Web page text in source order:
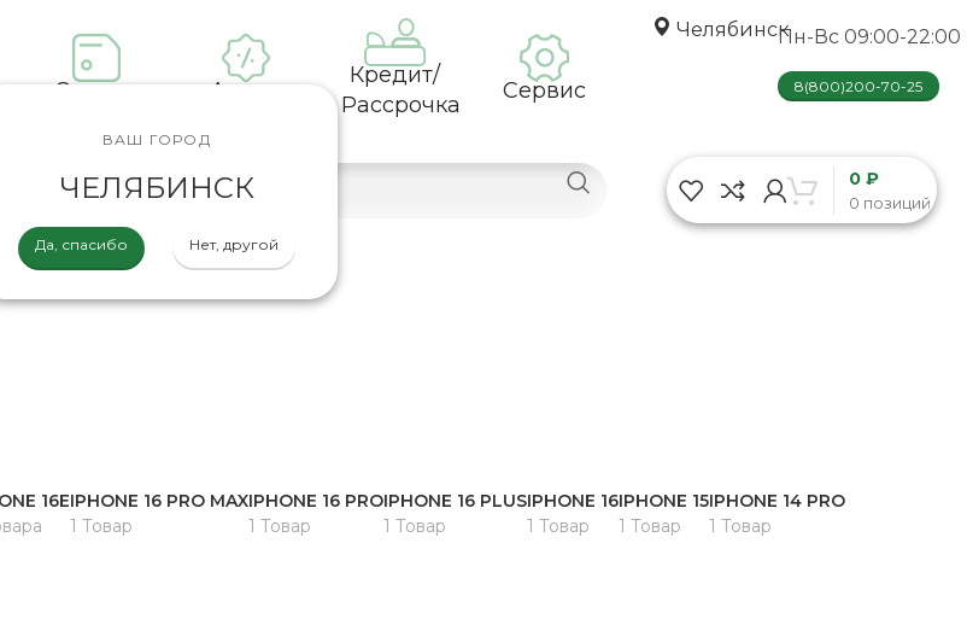
Оплата Акции
Кредит/
Рассрочка
Сервис
Челябинск
ВАШ ГОРОД
ЧЕЛЯБИНСК
Да, спасибо Нет, другой
Пн-Вс 09:00-22:00
8(800)200-70-25
0 позиций
0 ₽
16EIPHONE 16 PRO MAX
1 Товар
IPHONE 16 PRO
1 Товар
IPHONE 16 PLUS
1 Товар
IPHONE 16
1 Товар
IPHONE 15
1 Товар
IPHONE 14 PRO
1 Товар